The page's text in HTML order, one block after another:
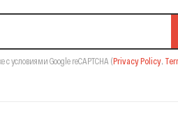
с условиями Google reCAPTCHA (Privacy Policy,